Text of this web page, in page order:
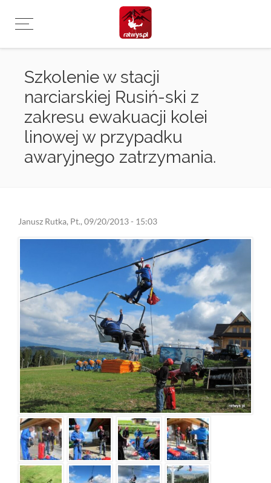
Szkolenie w stacji
narciarskiej Rusiń-ski z
zakresu ewakuacji kolei
linowej w przypadku
awaryjnego zatrzymania.
Janusz Rutka, Pt., 09/20/2013 - 15:03